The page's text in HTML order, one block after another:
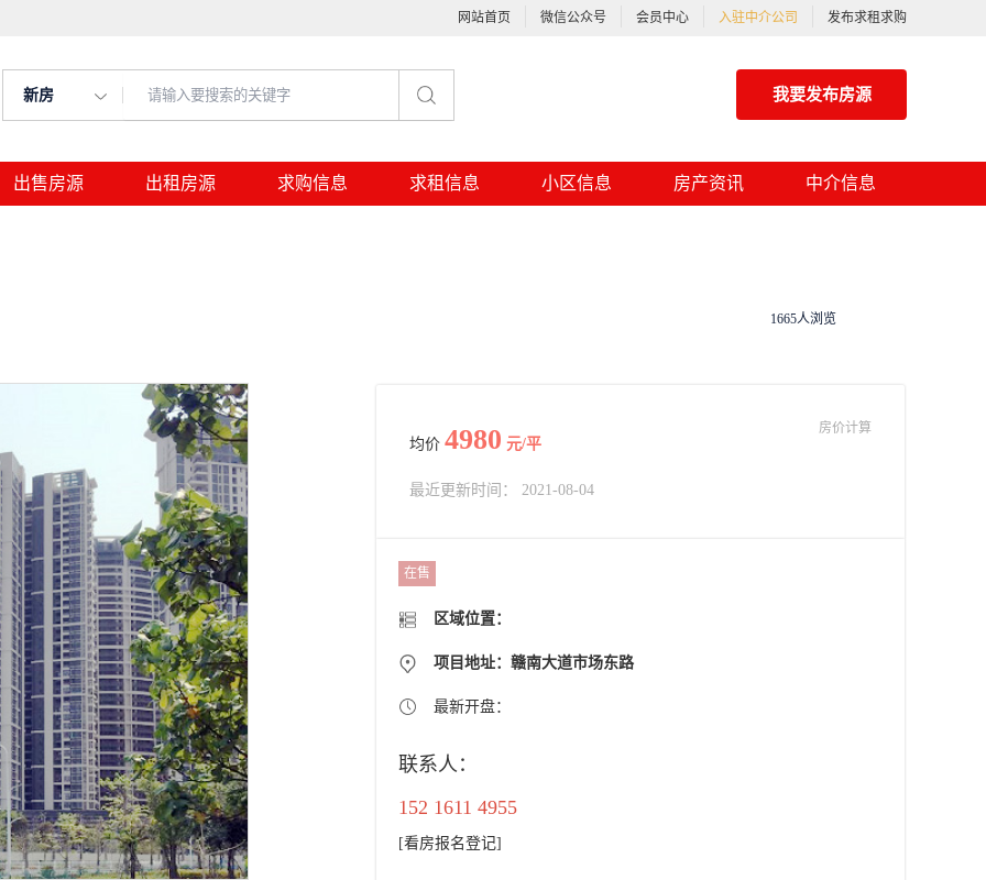
网站首页 微信公众号 会员中心 入驻中介公司 发布求租求购
新房 我要发布房源
出售房源 出租房源 求购信息 求租信息 小区信息 房产资讯 中介信息
1665人浏览
均价 4980 元/平
房价计算
最近更新时间： 2021-08-04
在售
区域位置：
项目地址：赣南大道市场东路
最新开盘：
联系人：
152 1611 4955
[看房报名登记]